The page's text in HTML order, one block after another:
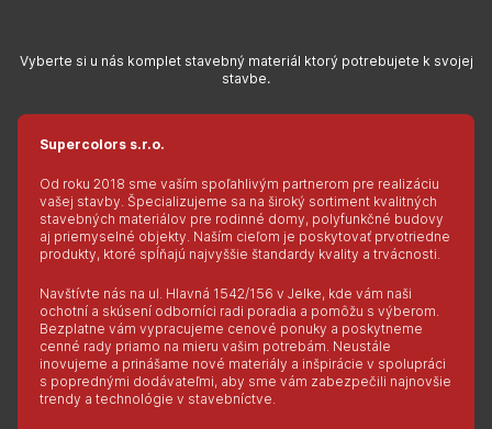
Vyberte si u nás komplet stavebný materiál ktorý potrebujete k svojej
stavbe.
Supercolors s.r.o.
Od roku 2018 sme vaším spoľahlivým partnerom pre realizáciu
vašej stavby. Špecializujeme sa na široký sortiment kvalitných
stavebných materiálov pre rodinné domy, polyfunkčné budovy
aj priemyselné objekty. Naším cieľom je poskytovať prvotriedne
produkty, ktoré spĺňajú najvyššie štandardy kvality a trvácnosti.
Navštívte nás na ul. Hlavná 1542/156 v Jelke, kde vám naši
ochotní a skúsení odborníci radi poradia a pomôžu s výberom.
Bezplatne vám vypracujeme cenové ponuky a poskytneme
cenné rady priamo na mieru vašim potrebám. Neustále
inovujeme a prinášame nové materiály a inšpirácie v spolupráci
s poprednými dodávateľmi, aby sme vám zabezpečili najnovšie
trendy a technológie v stavebníctve.